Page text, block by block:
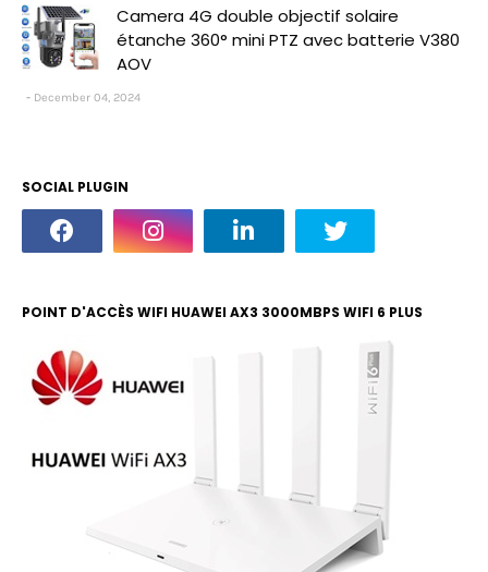
Camera 4G double objectif solaire
étanche 360° mini PTZ avec batterie V380
AOV
December 04, 2024
SOCIAL PLUGIN
POINT D'ACCÈS WIFI HUAWEI AX3 3000MBPS WIFI 6 PLUS